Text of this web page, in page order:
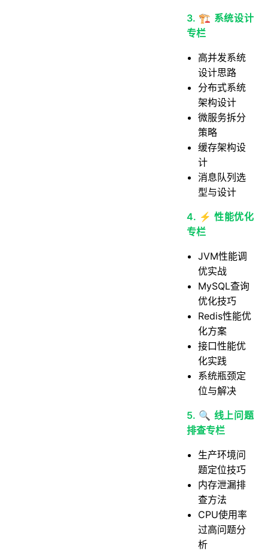
3. 🏗️ 系统设计
专栏
高并发系统
设计思路
分布式系统
架构设计
微服务拆分
策略
缓存架构设
计
消息队列选
型与设计
4. ⚡ 性能优化
专栏
JVM性能调
优实战
MySQL查询
优化技巧
Redis性能优
化方案
接口性能优
化实践
系统瓶颈定
位与解决
5. 🔍 线上问题
排查专栏
生产环境问
题定位技巧
内存泄漏排
查方法
CPU使用率
过高问题分
析